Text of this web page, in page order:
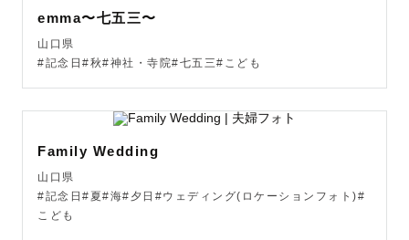
emma〜七五三〜
山口県
#記念日#秋#神社・寺院#七五三#こども
Family Wedding
山口県
#記念日#夏#海#夕日#ウェディング(ロケーションフォト)#
こども